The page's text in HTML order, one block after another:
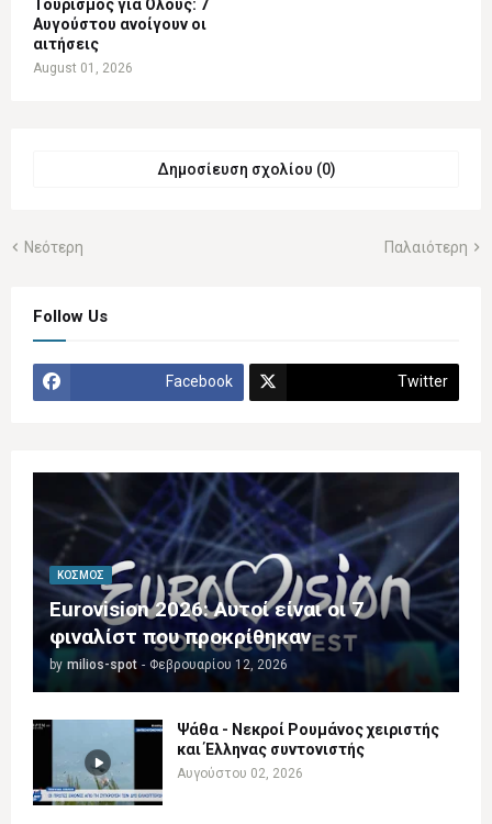
Τουρισμός για Όλους: 7
Αυγούστου ανοίγουν οι
αιτήσεις
August 01, 2026
Δημοσίευση σχολίου (0)
Νεότερη Παλαιότερη
Follow Us
Facebook Twitter
ΚΌΣΜΟΣ
Eurovision 2026: Αυτοί είναι οι 7
φιναλίστ που προκρίθηκαν
by milios-spot - Φεβρουαρίου 12, 2026
Ψάθα - Νεκροί Ρουμάνος χειριστής
και Έλληνας συντονιστής
Αυγούστου 02, 2026